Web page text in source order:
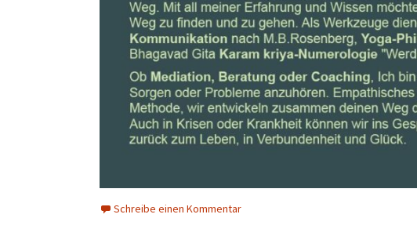
Schreibe einen Kommentar